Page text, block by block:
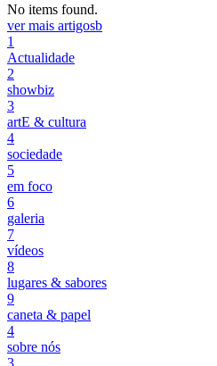
No items found.
ver mais artigosb
1
Actualidade
2
showbiz
3
artE & cultura
4
sociedade
5
em foco
6
galeria
7
vídeos
8
lugares & sabores
9
caneta & papel
4
sobre nós
3